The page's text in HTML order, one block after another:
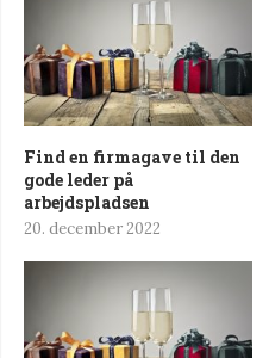
Find en firmagave til den
gode leder på
arbejdspladsen
20. december 2022